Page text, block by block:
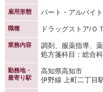
雇用形態 パート・アルバイト
職種 ドラッグストア/Ｏ
業務内容
調剤、服薬指導、
処方箋科目：総合科
勤務地・
最寄り駅
高知県高知市
伊野線 上町二丁目